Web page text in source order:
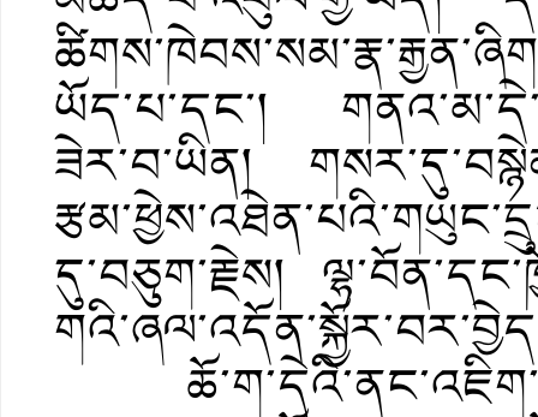
ཡོད་པ་དང་།
ཟེར་བ་ཡིན།
དུ་བཅུག་རྗེས།